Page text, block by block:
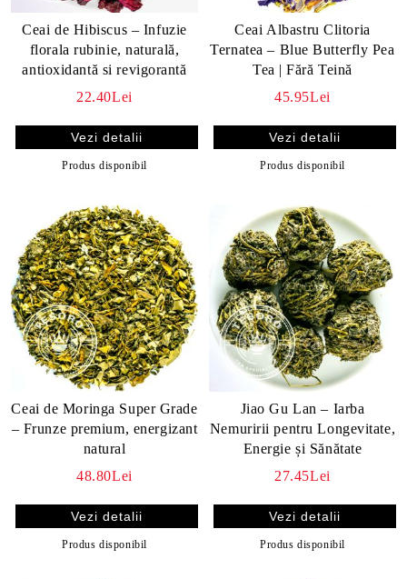
Ceai de Hibiscus – Infuzie
florala rubinie, naturală,
antioxidantă si revigorantă
22.40Lei
Vezi detalii
Produs disponibil
Ceai Albastru Clitoria
Ternatea – Blue Butterfly Pea
Tea | Fără Teină
45.95Lei
Vezi detalii
Produs disponibil
Ceai de Moringa Super Grade
– Frunze premium, energizant
natural
48.80Lei
Vezi detalii
Produs disponibil
Jiao Gu Lan – Iarba
Nemuririi pentru Longevitate,
Energie și Sănătate
27.45Lei
Vezi detalii
Produs disponibil